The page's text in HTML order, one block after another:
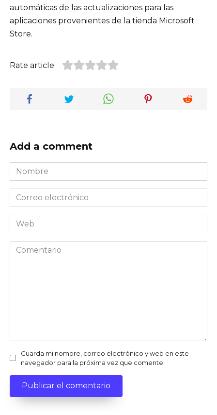
automáticas de las actualizaciones para las
aplicaciones provenientes de la tienda Microsoft
Store.
Rate article
Add a comment
Nombre
*
Correo
electrónico
*Web
Comentario
Guarda mi nombre, correo electrónico y web en este
navegador para la próxima vez que comente.